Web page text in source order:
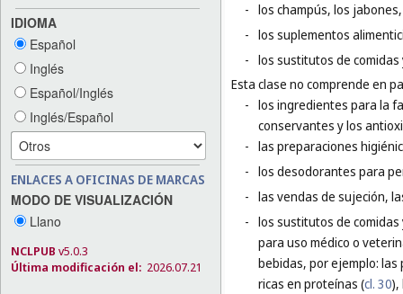
IDIOMA
Español
Inglés
Español/Inglés
Inglés/Español
ENLACES A OFICINAS DE MARCAS
MODO DE VISUALIZACIÓN
Llano
NCLPUB v5.0.3
Última modificación el: 2026.07.21
- los champús, los
- los suplementos
- los sustitutos de
Esta clase no comprende en
- los ingredientes para la
conservantes y los
- las preparaciones
- los desodorantes para
- las vendas de sujeción,
- los sustitutos de
para uso médico o
bebidas, por ejemplo:
ricas en proteínas (cl. 30),